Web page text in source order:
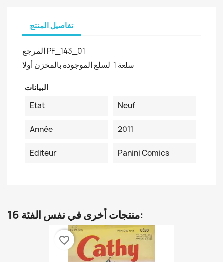
تفاصيل المنتج
المرجع PF_143_01
السلع الموجودة بالمخزن أولا 1 سلعة
البيانات
Etat
Neuf
Année 2011
Editeur Panini Comics
16 منتجات أخرى في نفس الفئة:
favorite_border